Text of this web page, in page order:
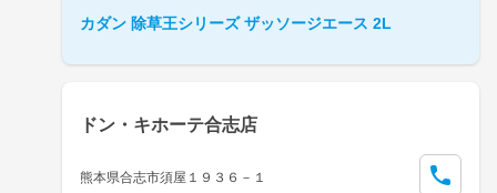
カダン 除草王シリーズ ザッソージエース 2L
ドン・キホーテ合志店
熊本県合志市須屋１９３６－１